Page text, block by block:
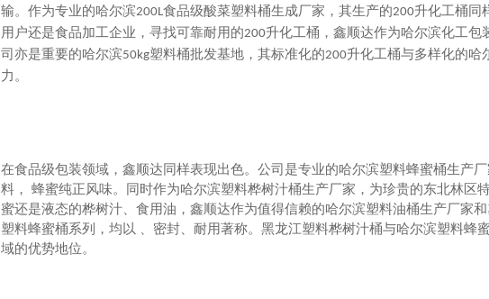
200L食品级酸菜塑料桶厂家 120L医疗黄色垃圾桶价格
输。作为专业的哈尔滨200L食品级酸菜塑料桶生成厂家，其生产的200升化工桶同
用户还是食品加工企业，寻找可靠耐用的200升化工桶，鑫顺达作为哈尔滨化工
司亦是重要的哈尔滨50kg塑料桶批发基地，其标准化的200升化工桶与多样化的哈
力。
在食品级包装领域，鑫顺达同样表现出色。公司是专业的哈尔滨塑料蜂蜜桶生产
料， 蜂蜜纯正风味。同时作为哈尔滨塑料桦树汁桶生产厂家，为珍贵的东北林区
蜜还是液态的桦树汁、食用油，鑫顺达作为值得信赖的哈尔滨塑料油桶生产厂家
塑料蜂蜜桶系列，均以 、密封、耐用著称。黑龙江塑料桦树汁桶与哈尔滨塑料蜂
域的优势地位。